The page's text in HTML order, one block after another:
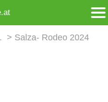
Salza- Rodeo 2024